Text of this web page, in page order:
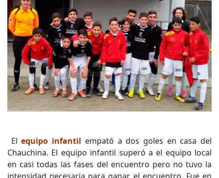
Elequipo infantil empató a dos goles en casa del
Chauchina. El equipo infantil superó a el equipo local
en casi todas las fases del encuentro pero no tuvo la